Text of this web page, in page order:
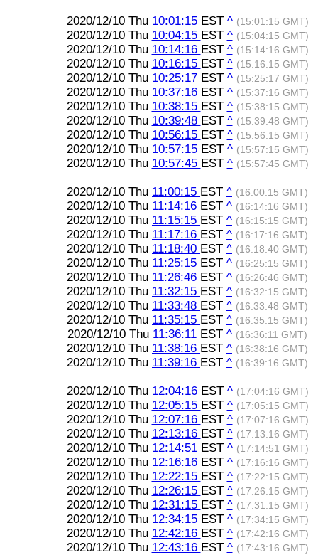
2020/12/10 Thu 10:01:15 EST ^ (15:01:15 GMT)
2020/12/10 Thu 10:04:15 EST ^ (15:04:15 GMT)
2020/12/10 Thu 10:14:16 EST ^ (15:14:16 GMT)
2020/12/10 Thu 10:16:15 EST ^ (15:16:15 GMT)
2020/12/10 Thu 10:25:17 EST ^ (15:25:17 GMT)
2020/12/10 Thu 10:37:16 EST ^ (15:37:16 GMT)
2020/12/10 Thu 10:38:15 EST ^ (15:38:15 GMT)
2020/12/10 Thu 10:39:48 EST ^ (15:39:48 GMT)
2020/12/10 Thu 10:56:15 EST ^ (15:56:15 GMT)
2020/12/10 Thu 10:57:15 EST ^ (15:57:15 GMT)
2020/12/10 Thu 10:57:45 EST ^ (15:57:45 GMT)
2020/12/10 Thu 11:00:15 EST ^ (16:00:15 GMT)
2020/12/10 Thu 11:14:16 EST ^ (16:14:16 GMT)
2020/12/10 Thu 11:15:15 EST ^ (16:15:15 GMT)
2020/12/10 Thu 11:17:16 EST ^ (16:17:16 GMT)
2020/12/10 Thu 11:18:40 EST ^ (16:18:40 GMT)
2020/12/10 Thu 11:25:15 EST ^ (16:25:15 GMT)
2020/12/10 Thu 11:26:46 EST ^ (16:26:46 GMT)
2020/12/10 Thu 11:32:15 EST ^ (16:32:15 GMT)
2020/12/10 Thu 11:33:48 EST ^ (16:33:48 GMT)
2020/12/10 Thu 11:35:15 EST ^ (16:35:15 GMT)
2020/12/10 Thu 11:36:11 EST ^ (16:36:11 GMT)
2020/12/10 Thu 11:38:16 EST ^ (16:38:16 GMT)
2020/12/10 Thu 11:39:16 EST ^ (16:39:16 GMT)
2020/12/10 Thu 12:04:16 EST ^ (17:04:16 GMT)
2020/12/10 Thu 12:05:15 EST ^ (17:05:15 GMT)
2020/12/10 Thu 12:07:16 EST ^ (17:07:16 GMT)
2020/12/10 Thu 12:13:16 EST ^ (17:13:16 GMT)
2020/12/10 Thu 12:14:51 EST ^ (17:14:51 GMT)
2020/12/10 Thu 12:16:16 EST ^ (17:16:16 GMT)
2020/12/10 Thu 12:22:15 EST ^ (17:22:15 GMT)
2020/12/10 Thu 12:26:15 EST ^ (17:26:15 GMT)
2020/12/10 Thu 12:31:15 EST ^ (17:31:15 GMT)
2020/12/10 Thu 12:34:15 EST ^ (17:34:15 GMT)
2020/12/10 Thu 12:42:16 EST ^ (17:42:16 GMT)
2020/12/10 Thu 12:43:16 EST ^ (17:43:16 GMT)